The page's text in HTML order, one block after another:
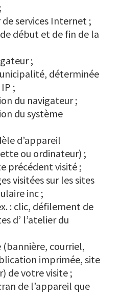
services Internet ;
début et de fin de la
;
déterminée
;
du navigateur ;
du système
d’appareil
ou ordinateur) ;
précédent visité ;
visitées sur les sites
inc ;
: clic, défilement de
d’ l’atelier du
(bannière, courriel,
imprimée, site
de votre visite ;
de l’appareil que